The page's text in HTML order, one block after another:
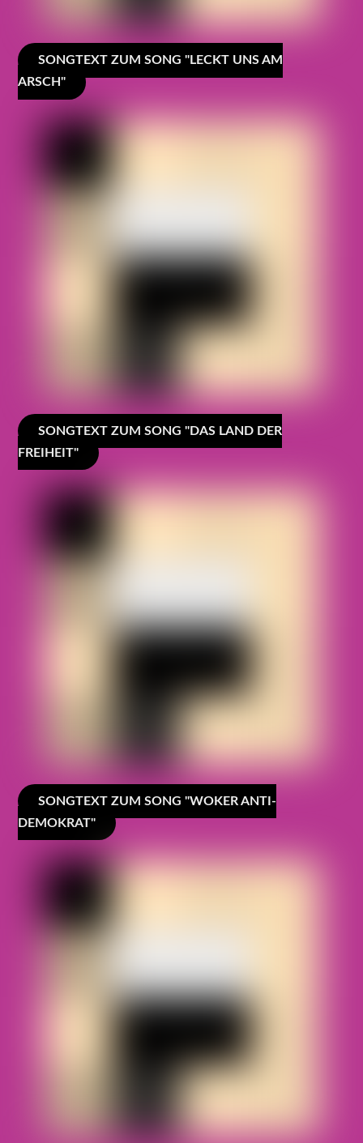
SONGTEXT ZUM SONG "LECKT UNS AM
ARSCH"
SONGTEXT ZUM SONG "DAS LAND DER
FREIHEIT"
SONGTEXT ZUM SONG "WOKER ANTI-
DEMOKRAT"